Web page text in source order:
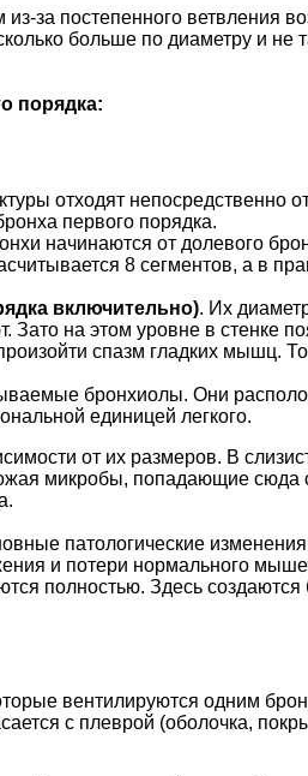
за постепенного ветвления
больше по диаметру и не
порядка:
отходят непосредственно
первого порядка.
начинаются от долевого
8 сегментов, а в
включительно). Их
Зато на этом уровне в
спазм гладких мышц.
бронхиолы. Они
единицей легкого.
от их размеров. В
микробы, попадающие сюда
патологические
и потери нормального
полностью. Здесь
вентилируются одним
с плеврой (оболочка,